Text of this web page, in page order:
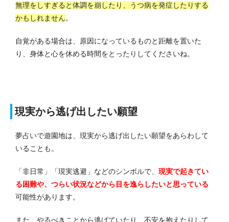
無理をしすぎると体調を崩したり、うつ病を発症したりする
かもしれません。
自覚がある場合は、原因になっているものと距離を置いた
り、身体と心を休める時間をとったりしてくださいね。
現実から逃げ出したい願望
夢占いで遊園地は、現実から逃げ出したい願望をあらわして
いることも。
「非日常」「現実逃避」などのシンボルで、 現実で起きてい
る困難や、つらい状況などから目を逸らしたいと思っている
可能性があります。
また、やるべきことから逃げていたり、不安を抱えたりして